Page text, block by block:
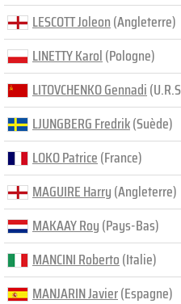
LESCOTT Joleon(Angleterre)
LINETTY Karol(Pologne)
LITOVCHENKO Gennadi
LJUNGBERG Fredrik(Suède)
LOKO Patrice(France)
MAGUIRE Harry(Angleterre)
MAKAAY Roy(Pays-Bas)
MANCINI Roberto(Italie)
MANJARIN Javier(Espagne)